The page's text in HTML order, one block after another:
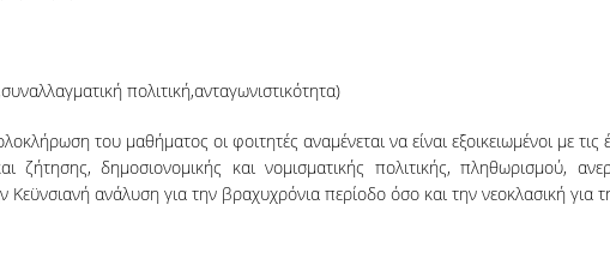
πολιτική,ανταγωνιστικότητα)
του μαθήματος οι φοιτητές αναμένεται να είναι εξοικειωμένοι με
ζήτησης, δημοσιονομικής και νομισματικής πολιτικής, πληθωρισμού,
ανάλυση για την βραχυχρόνια περίοδο όσο και την νεοκλασική για